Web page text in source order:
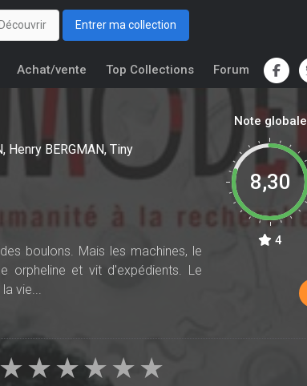
Découvrir Entrer ma collection
Achat/vente Top Collections Forum
, Henry BERGMAN,Tiny
boulons. Mais les machines, le
orpheline et vit d'expédients. Le
vie...
Note globale
8,30
4
★
★
★
★
★
★